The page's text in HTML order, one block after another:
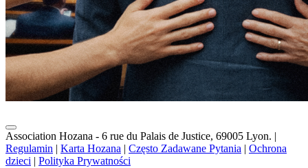
Association Hozana - 6 rue du Palais de Justice, 69005 Lyon. |
Regulamin | Karta Hozana | Często Zadawane Pytania | Ochrona
dzieci | Polityka Prywatności